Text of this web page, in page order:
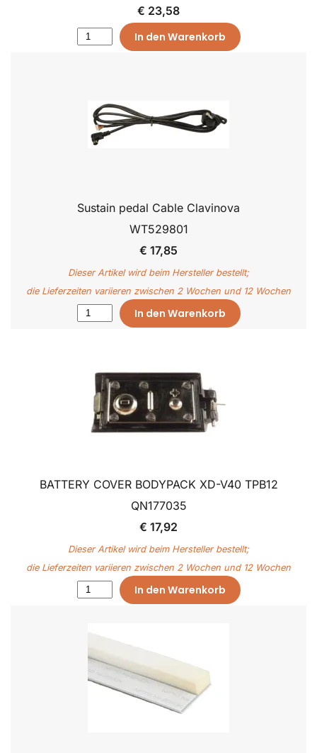
€ 23,58
In den Warenkorb
Sustain pedal Cable Clavinova
WT529801
€ 17,85
Dieser Artikel wird beim Hersteller bestellt;
die Lieferzeiten variieren zwischen 2 Wochen und 12 Wochen
In den Warenkorb
BATTERY COVER BODYPACK XD-V40 TPB12
QN177035
€ 17,92
Dieser Artikel wird beim Hersteller bestellt;
die Lieferzeiten variieren zwischen 2 Wochen und 12 Wochen
In den Warenkorb